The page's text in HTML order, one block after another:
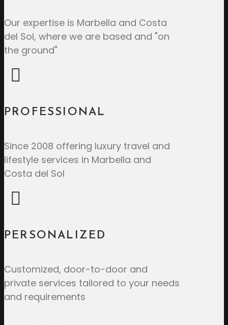
Our expertise is Marbella and Costa
del Sol, where we are based and "on
the ground"
PROFESSIONAL
Since 2008 offering luxury travel and
lifestyle services in Marbella and
Costa del Sol
PERSONALIZED
Customized, door-to-door and
private services tailored to your needs
and requirements